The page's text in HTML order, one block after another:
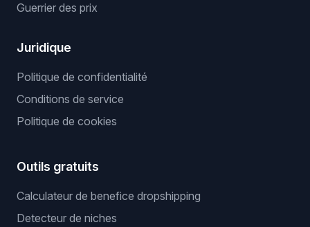
Guerrier des prix
Juridique
Politique de confidentialité
Conditions de service
Politique de cookies
Outils gratuits
Calculateur de benefice dropshipping
Detecteur de niches